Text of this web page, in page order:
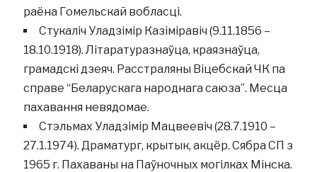
раёна Гомельскай вобласці.
Стукаліч Уладзімір Казіміравіч (9.11.1856 –
18.10.1918). Літаратуразнаўца, краязнаўца,
грамадскі дзеяч. Расстраляны Віцебскай ЧК па
справе “Беларускага народнага саюза”. Месца
пахавання невядомае.
Стэльмах Уладзімір Мацвеевіч (28.7.1910 –
27.1.1974). Драматург, крытык, акцёр. Сябра СП з
1965 г. Пахаваны на Паўночных могілках Мінска.